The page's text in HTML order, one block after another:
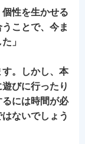
個性を生かせる
ことで、今ま
」
す。しかし、本
びに行ったり
には時間が必
ないでしょう